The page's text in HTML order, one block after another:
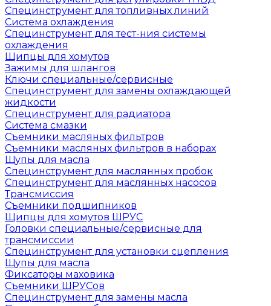
Специнструмент для топливных линий
Система охлаждения
Специнструмент для тест-ния системы
охлаждения
Щипцы для хомутов
Зажимы для шлангов
Ключи специальные/сервисные
Специнструмент для замены охлаждающей
жидкости
Специнструмент для радиатора
Система смазки
Съемники масляных фильтров
Съемники масляных фильтров в наборах
Щупы для масла
Специнструмент для маслянных пробок
Специнструмент для маслянных насосов
Трансмиссия
Съемники подшипников
Щипцы для хомутов ШРУС
Головки специальные/сервисные для
трансмиссии
Специнструмент для установки сцепления
Щупы для масла
Фиксаторы маховика
Съемники ШРУСов
Специнструмент для замены масла